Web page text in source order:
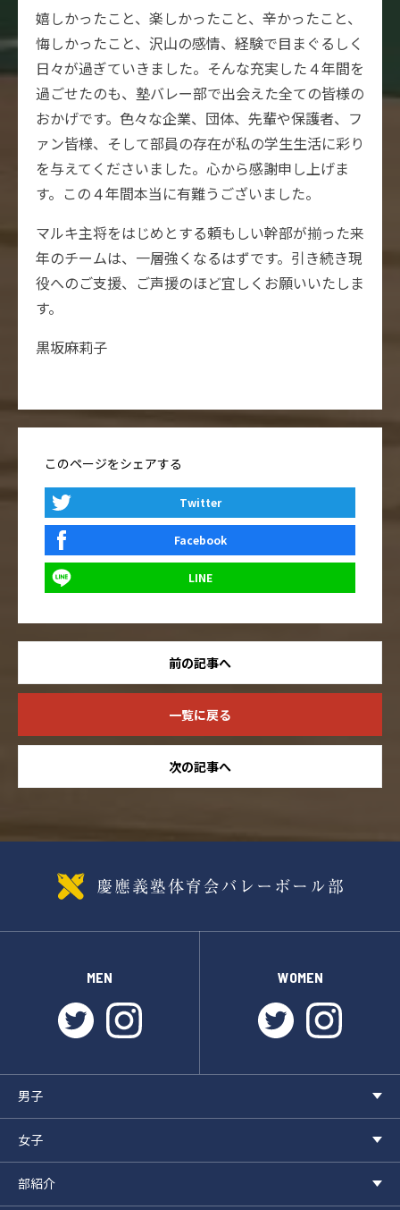
嬉しかったこと、楽しかったこと、辛かったこと、
悔しかったこと、沢山の感情、経験で目まぐるしく
日々が過ぎていきました。そんな充実した４年間を
過ごせたのも、塾バレー部で出会えた全ての皆様の
おかげです。色々な企業、団体、先輩や保護者、フ
ァン皆様、そして部員の存在が私の学生生活に彩り
を与えてくださいました。心から感謝申し上げま
す。この４年間本当に有難うございました。
マルキ主将をはじめとする頼もしい幹部が揃った来
年のチームは、一層強くなるはずです。引き続き現
役へのご支援、ご声援のほど宜しくお願いいたしま
す。
黒坂麻莉子
このページをシェアする
Twitter
Facebook
LINE
前の記事へ
一覧に戻る
次の記事へ
MEN
twitterinstagram
WOMEN
twitter
男子
女子
部紹介